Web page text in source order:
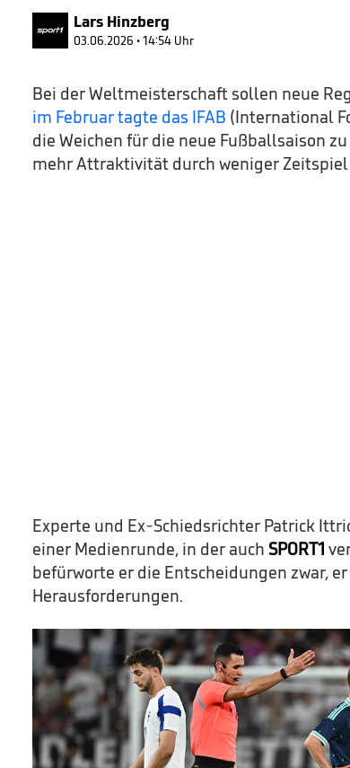
Lars Hinzberg
03.06.2026 • 14:54 Uhr
Bei der Weltmeisterschaft sollen neue
im Februar tagte das IFAB (International
die Weichen für die neue Fußballsaison
mehr Attraktivität durch weniger
Experte und Ex-Schiedsrichter Patrick
einer Medienrunde, in der auch SPORT1
befürworte er die Entscheidungen zwar,
Herausforderungen.